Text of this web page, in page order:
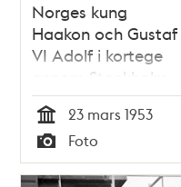
Norges kung
Haakon och Gustaf
VI Adolf i kortege
genom Stockholm
under kung
officiella besök
Tid
23 mars 1953
Typ
Foto